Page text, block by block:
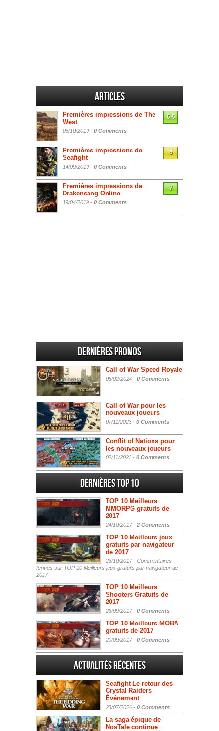
Articles
Premières impressions de The
West
05/10/2019 - 0 Comments
6.5
Premières impressions de
Seafight
14/09/2019 - 0 Comments
5
Premières impressions de
Drakensang Online
19/04/2019 - 0 Comments
7
Dernières promos
Call of War Speed Royale
06/02/2024 - 0 Comments
Call of War pour les
nouveaux joueurs
07/11/2023 - 0 Comments
Conflit of Nations pour
les nouveaux joueurs
02/11/2023 - 0 Comments
Dernières Top 10
TOP 10 Meilleurs
MMORPG gratuits de
2017
24/10/2017 - 2 Comments
TOP 10 Meilleurs jeux
gratuits par navigateur
de 2017
23/10/2017 - Commentaires
fermés sur TOP 10 Meilleurs jeux gratuits par navigateur de
2017
TOP 10 Meilleurs
Shooters Gratuits de
2017
26/09/2017 - 0 Comments
TOP 10 Meilleurs MOBA
gratuits de 2017
20/09/2017 - 0 Comments
Actualités Récentes
Seafight Le retour des
Crystal Raiders
Événement
23/07/2026 - 0 Comments
La saga épique de
NosTale continue